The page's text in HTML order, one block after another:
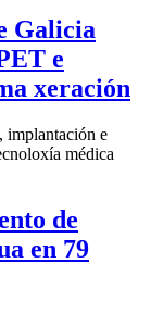
Galicia
e
xeración
implantación e
médica
de
en 79